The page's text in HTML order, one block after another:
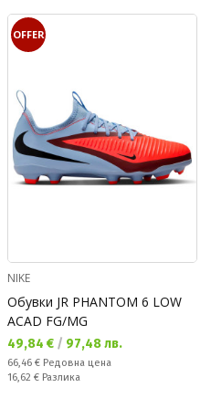
OFFER
NIKE
Обувки JR PHANTOM 6 LOW
ACAD FG/MG
Текуща цена:
49,84 € / 97,48 лв.
Редовна цена:
66,46 € Редовна цена
Спестявате:
16,62 € Разлика